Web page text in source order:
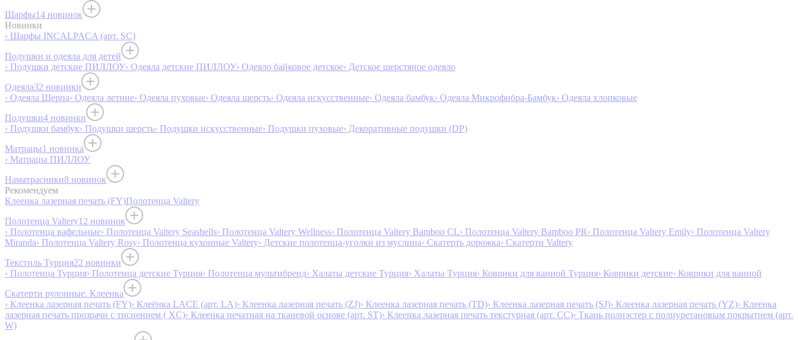
Шарфы14 новинок
Новинки
› Шарфы INCALPACA (арт. SC)
Подушки и одеяла для детей
› Подушки детские ПИЛЛОУ› Одеяла детские ПИЛЛОУ› Одеяло байковое детское› Детское шерстяное одеяло
Одеяла32 новинки
› Одеяла Шерпа› Одеяла летние› Одеяла пуховые› Одеяла шерсть› Одеяла искусственные› Одеяла бамбук› Одеяла Микрофибра-Бамбук› Одеяла хлопковые
Подушки4 новинки
› Подушки бамбук› Подушки шерсть› Подушки искусственные› Подушки пуховые› Декоративные подушки (DP)
Матрацы1 новинка
› Матрацы ПИЛЛОУ
Наматрасники8 новинок
Рекомендуем
Клеенка лазерная печать (FY)Полотенца Valtery
Полотенца Valtery12 новинок
› Полотенца вафельные› Полотенца Valtery Seashells› Полотенца Valtery Wellness› Полотенца Valtery Bamboo CL› Полотенца Valtery Bamboo PR› Полотенца Valtery Emily› Полотенца Valtery
Miranda› Полотенца Valtery Rosy› Полотенца кухонные Valtery› Детские полотенца-уголки из муслина› Скатерть дорожка› Скатерти Valtery
Текстиль Турция22 новинки
› Полотенца Турция› Полотенца детские Турция› Полотенца мультибренд› Халаты детские Турция› Халаты Турция› Коврики для ванной Турция› Коврики детские› Коврики для ванной
Скатерти рулонные. Клеенка
› Клеенка лазерная печать (FY)› Клеёнка LACE (арт. LA)› Клеенка лазерная печать (ZJ)› Клеенка лазерная печать (TD)› Клеенка лазерная печать (SJ)› Клеенка лазерная печать (YZ)› Клеенка
лазерная печать прозрачн с тиснением ( XC)› Клеенка печатная на тканевой основе (арт. ST)› Клеенка лазерная печать текстурная (арт. CC)› Ткань полиэстер с полиуретановым покрытием (арт.
W)